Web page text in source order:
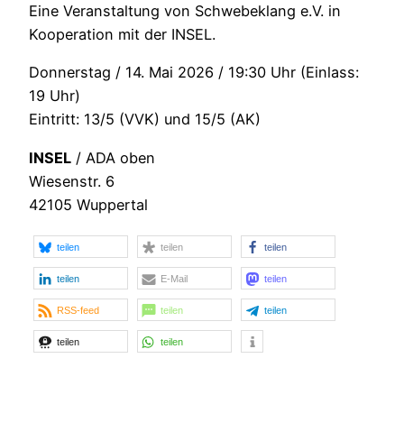
Eine Veranstaltung von Schwebeklang e.V. in
Kooperation mit der INSEL.
Donnerstag / 14. Mai 2026 / 19:30 Uhr (Einlass:
19 Uhr)
Eintritt: 13/5 (VVK) und 15/5 (AK)
INSEL / ADA oben
Wiesenstr. 6
42105 Wuppertal
teilen teilen teilen
teilen E-Mail teilen
RSS-feed teilen teilen
teilen teilen